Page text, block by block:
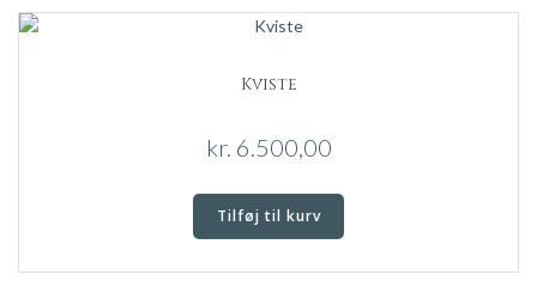
Kviste
kr. 6.500,00
Tilføj til kurv